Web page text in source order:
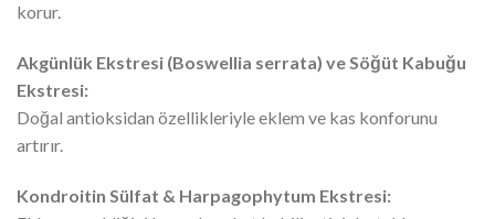
korur.
Akgünlük Ekstresi (Boswellia serrata) ve Söğüt Kabuğu
Ekstresi:
Doğal antioksidan özellikleriyle eklem ve kas konforunu
artırır.
Kondroitin Sülfat & Harpagophytum Ekstresi: